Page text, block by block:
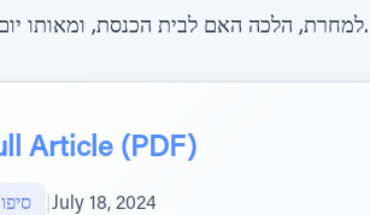
למחרת, הלכה האם לבית הכנסת, ומאותו יום הקפידה להדליק נרות שבת בכל שבוע.
Article (PDF)
July 18, 2024